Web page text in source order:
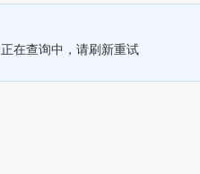
正在查询中，请刷新重试